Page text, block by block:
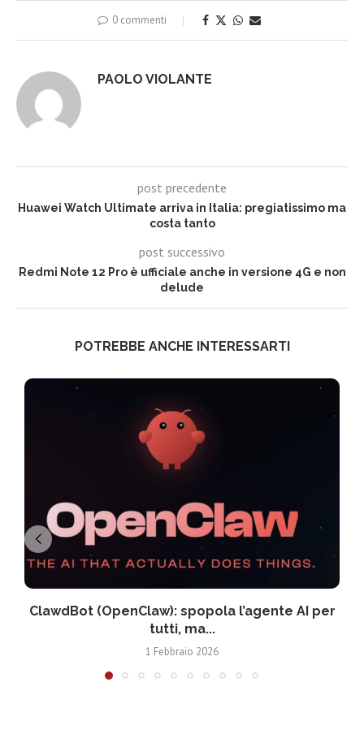
0 commenti
PAOLO VIOLANTE
post precedente
Huawei Watch Ultimate arriva in Italia: pregiatissimo ma
costa tanto
post successivo
Redmi Note 12 Pro è ufficiale anche in versione 4G e non
delude
POTREBBE ANCHE INTERESSARTI
ClawdBot (OpenClaw): spopola l’agente AI per
tutti, ma...
1 Febbraio 2026